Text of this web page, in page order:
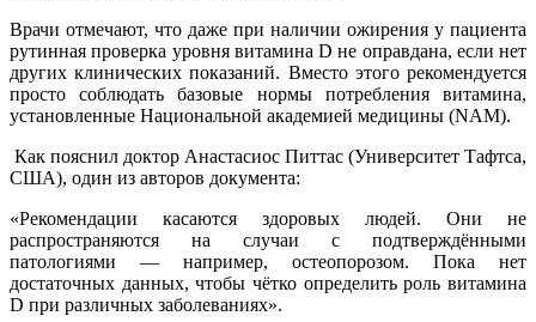
Врачи отмечают, что даже при наличии ожирения у пациента
рутинная проверка уровня витамина D не оправдана, если нет
других клинических показаний. Вместо этого рекомендуется
просто соблюдать базовые нормы потребления витамина,
установленные Национальной академией медицины (NAM).
Как пояснил доктор Анастасиос Питтас (Университет Тафтса,
США), один из авторов документа:
«Рекомендации касаются здоровых людей. Они не
распространяются на случаи с подтверждёнными
патологиями — например, остеопорозом. Пока нет
достаточных данных, чтобы чётко определить роль витамина
D при различных заболеваниях».